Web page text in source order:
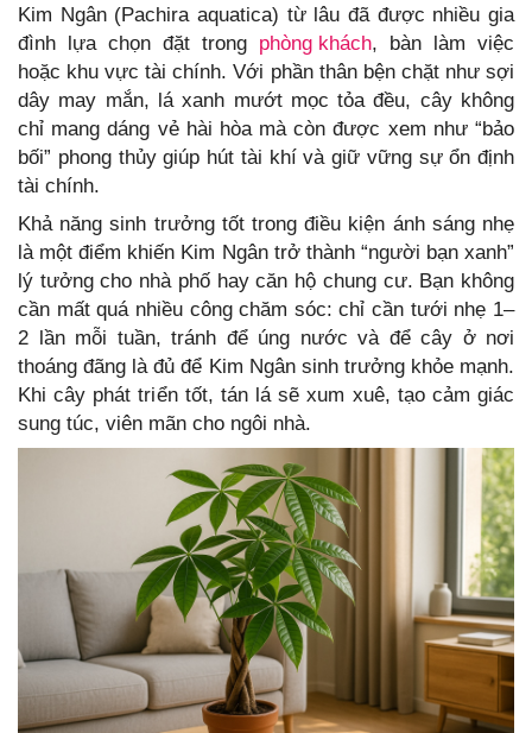
Kim Ngân (Pachira aquatica) từ lâu đã được nhiều gia
đình lựa chọn đặt trong phòng khách, bàn làm việc
hoặc khu vực tài chính. Với phần thân bện chặt như sợi
dây may mắn, lá xanh mướt mọc tỏa đều, cây không
chỉ mang dáng vẻ hài hòa mà còn được xem như “bảo
bối” phong thủy giúp hút tài khí và giữ vững sự ổn định
tài chính.
Khả năng sinh trưởng tốt trong điều kiện ánh sáng nhẹ
là một điểm khiến Kim Ngân trở thành “người bạn xanh”
lý tưởng cho nhà phố hay căn hộ chung cư. Bạn không
cần mất quá nhiều công chăm sóc: chỉ cần tưới nhẹ 1–
2 lần mỗi tuần, tránh để úng nước và để cây ở nơi
thoáng đãng là đủ để Kim Ngân sinh trưởng khỏe mạnh.
Khi cây phát triển tốt, tán lá sẽ xum xuê, tạo cảm giác
sung túc, viên mãn cho ngôi nhà.